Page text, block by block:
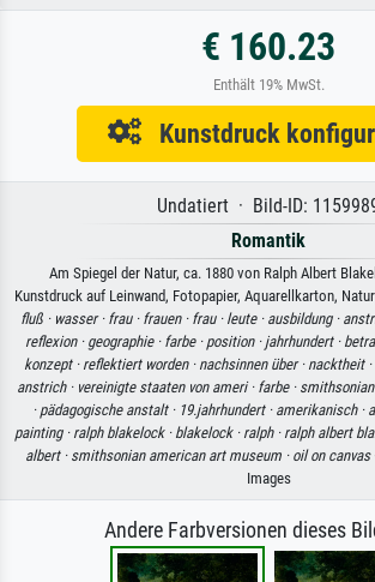
€ 160.23
Enthält 19% MwSt.
Kunstdruck
Undatiert · Bild-ID:
Romantik
Am Spiegel der Natur, ca. 1880 von Ralph Albert
Kunstdruck auf Leinwand, Fotopapier, Aquarellkarton,
fluß · wasser · frau · frauen · frau · leute · ausbildung ·
reflexion · geographie · farbe · position · jahrhundert ·
konzept · reflektiert worden · nachsinnen über · nacktheit ·
anstrich · vereinigte staaten von ameri · farbe ·
· pädagogische anstalt · 19.jahrhundert · amerikanisch ·
painting · ralph blakelock · blakelock · ralph · ralph albert
albert · smithsonian american art museum · oil on canvas
Images
Andere Farbversionen dieses